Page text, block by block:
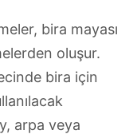
bira mayası
oluşur.
bira için
arpa veya